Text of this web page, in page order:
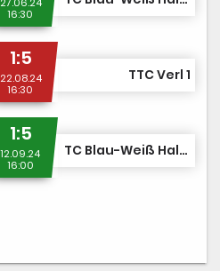
16:30
1:5
22.08.24
16:30
TTC Verl 1
1:5
12.09.24
16:00
TC Blau-Weiß Halle 2